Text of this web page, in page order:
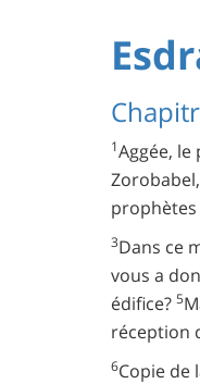
1Aggée,
prophètes
3Dans ce
vous a
édifice? 5
réception
6Copie de